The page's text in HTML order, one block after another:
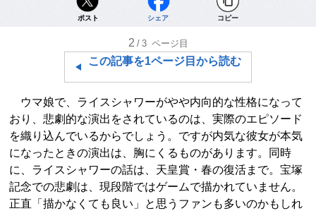
ポスト シェア コピー
2 /3 ページ目
この記事を1ページ目から読む
ウマ娘で、ライスシャワーがやや内向的な性格になって
おり、悲劇的な演出をされているのは、実際のエピソード
を織り込んでいるからでしょう。ですが内気な彼女が本気
になったときの演出は、胸にくるものがあります。同時
に、ライスシャワーの話は、天皇賞・春の復活まで。宝塚
記念での悲劇は、現段階ではゲームで描かれていません。
正直「描かなくても良い」と思うファンも多いのかもしれ